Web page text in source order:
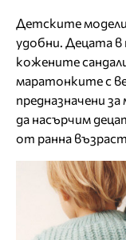
Детските
удобни. Децата
кожените
маратонките с
предназначени
да насърчим
от ранна възраст.